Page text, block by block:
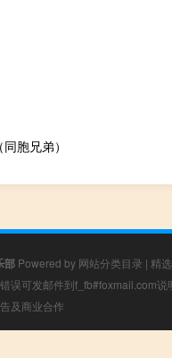
胞兄弟）
部 Powered by 网站分类目录 | 精
误可发邮件到f_fb#foxmail.com
及商业合作